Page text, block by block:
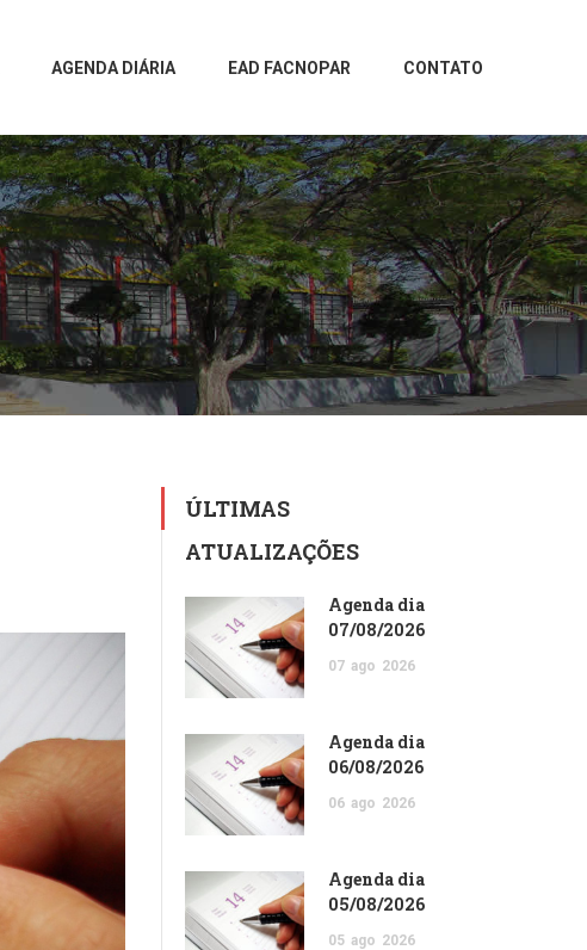
AGENDA DIÁRIA EAD FACNOPAR CONTATO
ÚLTIMAS
ATUALIZAÇÕES
Agenda dia
07/08/2026
07 ago 2026
Agenda dia
06/08/2026
06 ago 2026
Agenda dia
05/08/2026
05 ago 2026